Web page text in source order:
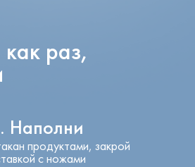
раз,
Наполни
продуктами, закрой
с ножами